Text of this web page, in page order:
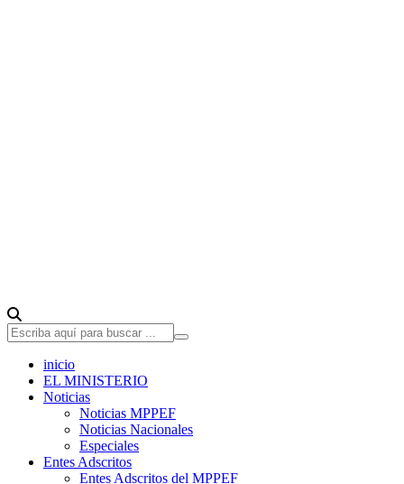
inicio
EL MINISTERIO
Noticias
Noticias MPPEF
Noticias Nacionales
Especiales
Entes Adscritos
Entes Adscritos del MPPEF